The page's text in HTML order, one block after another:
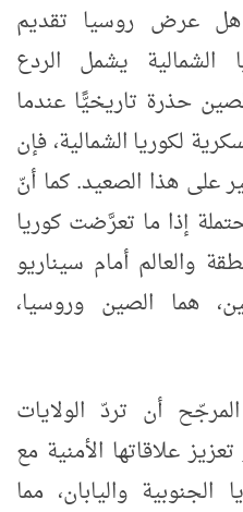
هل عرض روسيا تقديم
الشمالية يشمل الردع
حذرة تاريخيًّا عندما
لكوريا الشمالية، فإن
على هذا الصعيد. كما أنّ
إذا ما تعرَّضت كوريا
والعالم أمام سيناريو
هما الصين وروسيا،
أن تردّ الولايات
علاقاتها الأمنية مع
واليابان، مما